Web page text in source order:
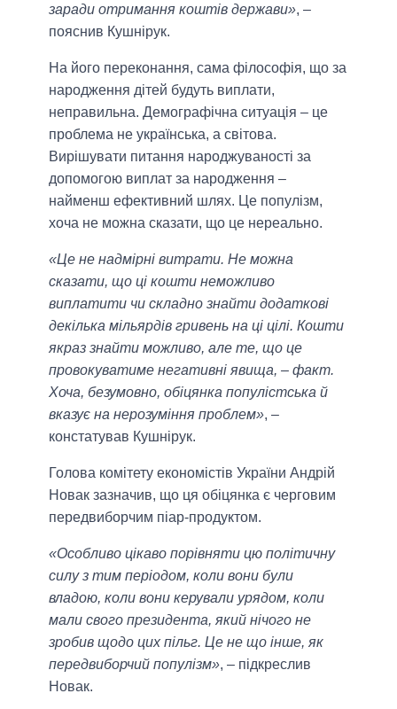
заради отримання коштів держави», –
пояснив Кушнірук.
На його переконання, сама філософія, що за
народження дітей будуть виплати,
неправильна. Демографічна ситуація – це
проблема не українська, а світова.
Вирішувати питання народжуваності за
допомогою виплат за народження –
найменш ефективний шлях. Це популізм,
хоча не можна сказати, що це нереально.
«Це не надмірні витрати. Не можна
сказати, що ці кошти неможливо
виплатити чи складно знайти додаткові
декілька мільярдів гривень на ці цілі. Кошти
якраз знайти можливо, але те, що це
провокуватиме негативні явища, – факт.
Хоча, безумовно, обіцянка популістська й
вказує на нерозуміння проблем», –
констатував Кушнірук.
Голова комітету економістів України Андрій
Новак зазначив, що ця обіцянка є черговим
передвиборчим піар-продуктом.
«Особливо цікаво порівняти цю політичну
силу з тим періодом, коли вони були
владою, коли вони керували урядом, коли
мали свого президента, який нічого не
зробив щодо цих пільг. Це не що інше, як
передвиборчий популізм», – підкреслив
Новак.